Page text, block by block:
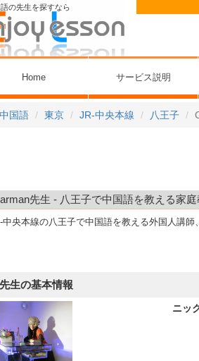
の先生を探すなら
Home サービス説明
中国語 東京 JR-中央本線 八王子
先生 - 八王子で中国語を教える家
中央本線の八王子で中国語を教える外国人講
先生の基本情報
ニッ